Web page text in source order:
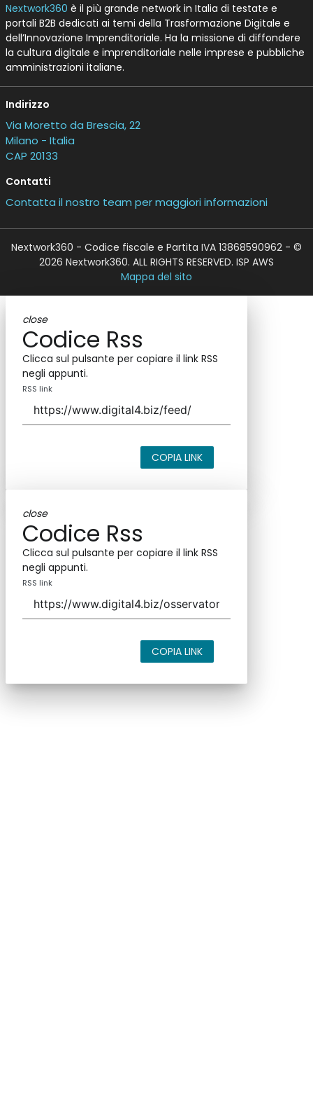
Nextwork360 è il più grande network in Italia di testate e
portali B2B dedicati ai temi della Trasformazione Digitale e
dell’Innovazione Imprenditoriale. Ha la missione di diffondere
la cultura digitale e imprenditoriale nelle imprese e pubbliche
amministrazioni italiane.
Indirizzo
Via Moretto da Brescia, 22
Milano - Italia
CAP 20133
Contatti
Contatta il nostro team per maggiori informazioni
Nextwork360 - Codice fiscale e Partita IVA 13868590962 - ©
2026 Nextwork360. ALL RIGHTS RESERVED. ISP AWS
Mappa del sito
close
Codice Rss
Clicca sul pulsante per copiare il link RSS
negli appunti.
RSS link
COPIA LINK
close
Codice Rss
Clicca sul pulsante per copiare il link RSS
negli appunti.
RSS link
COPIA LINK